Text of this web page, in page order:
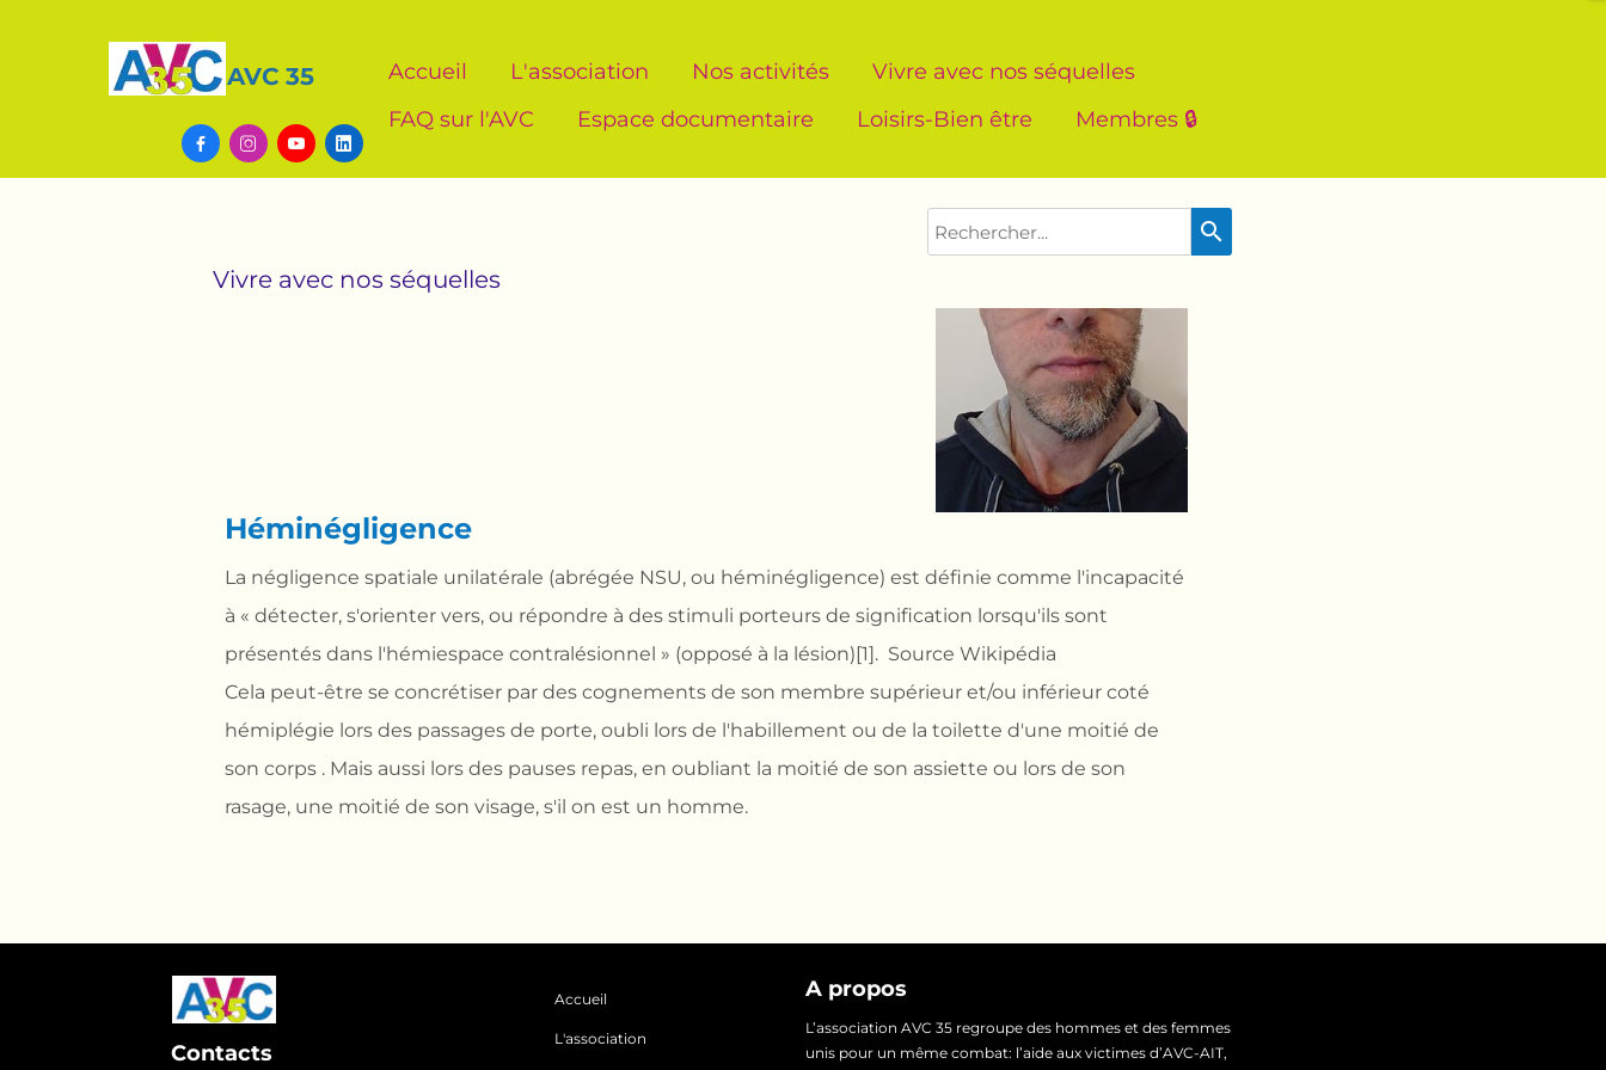
Accueil L'association Nos activités
Vivre avec nos séquelles
FAQ sur l'AVC
Espace documentaire Loisirs-Bien être Membres 🔒
AVC 35
Contacts
A propos
L’association AVC 35 regroupe des hommes et des femmes
unis pour un même combat: l’aide aux victimes d’AVC-AIT,
Accueil
L'association
search
   
Vivre avec nos séquelles
Héminégligence
La négligence spatiale unilatérale (abrégée NSU, ou héminégligence) est définie comme l'incapacité
à « détecter, s'orienter vers, ou répondre à des stimuli porteurs de signification lorsqu'ils sont
présentés dans l'hémiespace contralésionnel » (opposé à la lésion)[1]. Source Wikipédia
Cela peut-être se concrétiser par des cognements de son membre supérieur et/ou inférieur coté
hémiplégie lors des passages de porte, oubli lors de l'habillement ou de la toilette d'une moitié de
son corps . Mais aussi lors des pauses repas, en oubliant la moitié de son assiette ou lors de son
rasage, une moitié de son visage, s'il on est un homme.